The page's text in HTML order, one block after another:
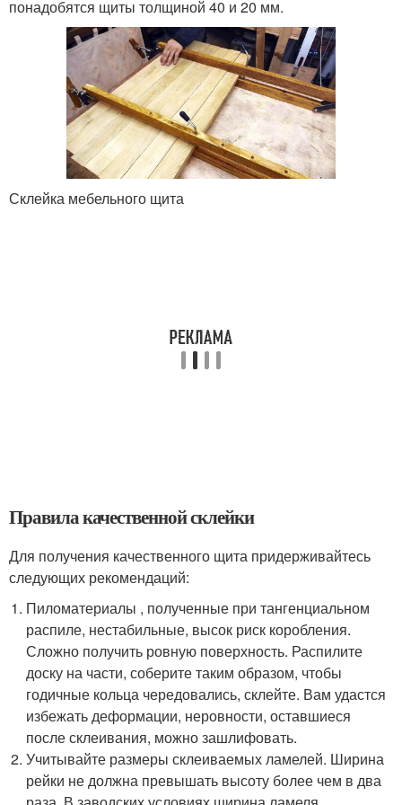
понадобятся щиты толщиной 40 и 20 мм.
Склейка мебельного щита
Правила качественной склейки
Для получения качественного щита придерживайтесь
следующих рекомендаций:
Пиломатериалы , полученные при тангенциальном
распиле, нестабильные, высок риск коробления.
Сложно получить ровную поверхность. Распилите
доску на части, соберите таким образом, чтобы
годичные кольца чередовались, склейте. Вам удастся
избежать деформации, неровности, оставшиеся
после склеивания, можно зашлифовать.
Учитывайте размеры склеиваемых ламелей. Ширина
рейки не должна превышать высоту более чем в два